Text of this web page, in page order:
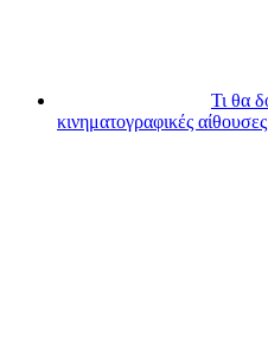
Τι θα
κινηματογραφικές αίθουσες